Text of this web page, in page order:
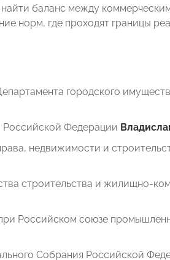
баланс между
норм, где проходят границы
городского
Российской Федерации
недвижимости и
строительства и жилищно-
Российском союзе
Собрания Российской